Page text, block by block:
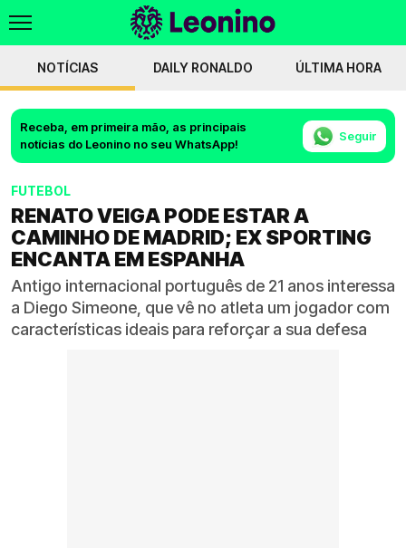
NOTÍCIAS DAILY RONALDO ÚLTIMA HORA
Receba, em primeira mão, as principais
notícias do Leonino no seu WhatsApp!
Seguir
FUTEBOL
RENATO VEIGA PODE ESTAR A
CAMINHO DE MADRID; EX SPORTING
ENCANTA EM ESPANHA
Antigo internacional português de 21 anos interessa
a Diego Simeone, que vê no atleta um jogador com
características ideais para reforçar a sua defesa